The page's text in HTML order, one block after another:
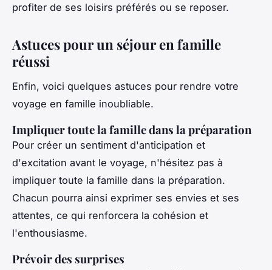
profiter de ses loisirs préférés ou se reposer.
Astuces pour un séjour en famille
réussi
Enfin, voici quelques astuces pour rendre votre
voyage en famille inoubliable.
Impliquer toute la famille dans la préparation
Pour créer un sentiment d'anticipation et
d'excitation avant le voyage, n'hésitez pas à
impliquer toute la famille dans la préparation.
Chacun pourra ainsi exprimer ses envies et ses
attentes, ce qui renforcera la cohésion et
l'enthousiasme.
Prévoir des surprises